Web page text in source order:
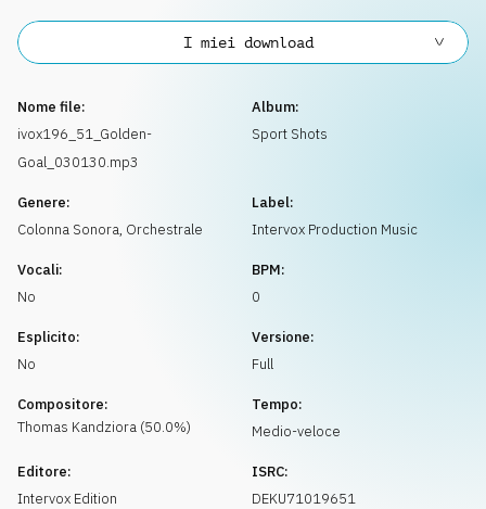
Nome file:
ivox196_51_Golden-
Goal_030130.mp3
Album:
Sport Shots
Genere:
Colonna Sonora, Orchestrale
Label:
Intervox Production Music
Vocali:
No
BPM:
0
Esplicito:
No
Versione:
Full
Compositore:
Thomas Kandziora (50.0%)
Tempo:
Medio-veloce
Editore:
Intervox Edition
ISRC:
DEKU71019651
I miei download